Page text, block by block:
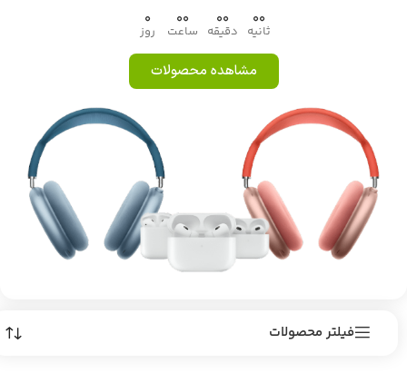
0
روز
00
ساعت
00
دقیقه
00
ثانیه
مشاهده محصولات
فیلتر محصولات